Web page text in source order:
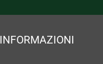
INFORMAZIONI